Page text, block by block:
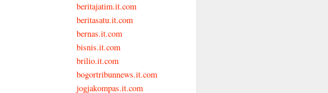
beritajatim.it.com
beritasatu.it.com
bernas.it.com
bisnis.it.com
brilio.it.com
bogortribunnews.it.com
jogjakompas.it.com